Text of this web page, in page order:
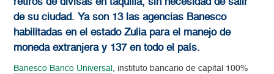
retiros de divisas en taquilla, sin necesidad de salir
de su ciudad. Ya son 13 las agencias Banesco
habilitadas en el estado Zulia para el manejo de
moneda extranjera y 137 en todo el país.
Banesco Banco Universal , instituto bancario de capital 100%